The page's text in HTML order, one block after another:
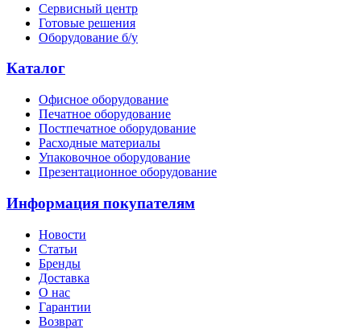
Сервисный центр
Готовые решения
Оборудование б/у
Каталог
Офисное оборудование
Печатное оборудование
Постпечатное оборудование
Расходные материалы
Упаковочное оборудование
Презентационное оборудование
Информация покупателям
Новости
Статьи
Бренды
Доставка
О нас
Гарантии
Возврат